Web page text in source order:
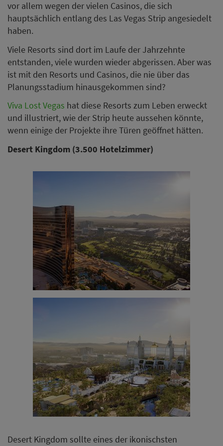
vor allem wegen der vielen Casinos, die sich
hauptsächlich entlang des Las Vegas Strip angesiedelt
haben.
Viele Resorts sind dort im Laufe der Jahrzehnte
entstanden, viele wurden wieder abgerissen. Aber was
ist mit den Resorts und Casinos, die nie über das
Planungsstadium hinausgekommen sind?
Viva Lost Vegas hat diese Resorts zum Leben erweckt
und illustriert, wie der Strip heute aussehen könnte,
wenn einige der Projekte ihre Türen geöffnet hätten.
Desert Kingdom (3.500 Hotelzimmer)
Desert Kingdom sollte eines der ikonischsten